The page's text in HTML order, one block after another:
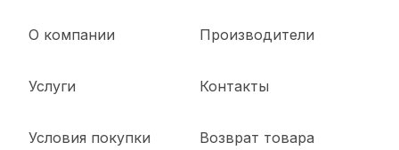
О компании
Услуги
Условия покупки
Производители
Контакты
Возврат товара